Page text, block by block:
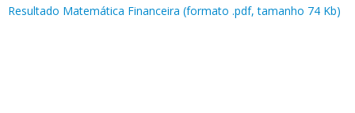
Resultado Matemática Financeira (formato .pdf, tamanho 74 Kb)